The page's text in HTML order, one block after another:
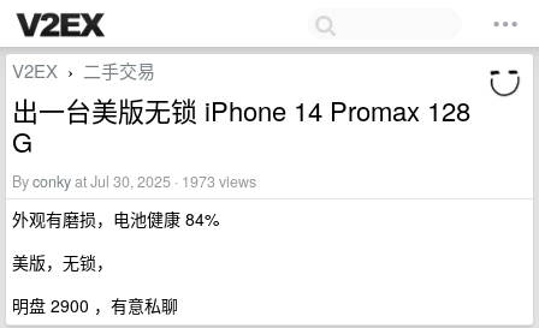
V2EX › 二手交易
出一台美版无锁 iPhone 14 Promax 128
G
Byconkyat Jul 30, 2025 · 1973 views
外观有磨损，电池健康 84%
美版，无锁，
明盘 2900 ，有意私聊